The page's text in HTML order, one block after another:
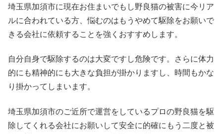
埼玉県加須市に現在お住まいでもし野良猫の被害に今リア
ルに合われている方、悩むのはもうやめて駆除をお願いで
きる会社に依頼することを強くおすすめします。
自分自身で駆除するのは大変ですし危険です。さらに体力
的にも精神的にも大きな負担が掛かりますし、時間もかな
り掛かってしまいます。
埼玉県加須市のご近所で運営をしているプロの野良猫を駆
除してくれる会社にお願いして安全に的確にもう二度と被